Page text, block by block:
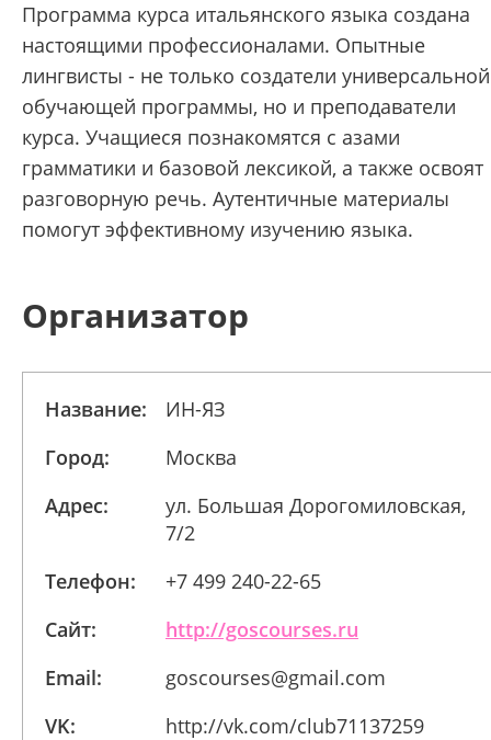
Программа курса итальянского языка создана
настоящими профессионалами. Опытные
лингвисты - не только создатели универсальной
обучающей программы, но и преподаватели
курса. Учащиеся познакомятся с азами
грамматики и базовой лексикой, а также освоят
разговорную речь. Аутентичные материалы
помогут эффективному изучению языка.
Организатор
Название:
ИН-ЯЗ
Город:
Москва
Адрес:
ул. Большая Дорогомиловская,
7/2
Телефон:
+7 499 240-22-65
Сайт:
http://goscourses.ru
Email:
goscourses@gmail.com
VK:
http://vk.com/club71137259